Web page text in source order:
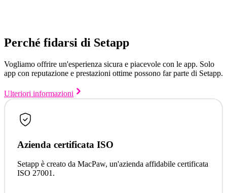
Perché fidarsi di Setapp
Vogliamo offrire un'esperienza sicura e piacevole con le app. Solo
app con reputazione e prestazioni ottime possono far parte di Setapp.
Ulteriori informazioni
Azienda certificata ISO
Setapp è creato da MacPaw, un'azienda affidabile certificata
ISO 27001.